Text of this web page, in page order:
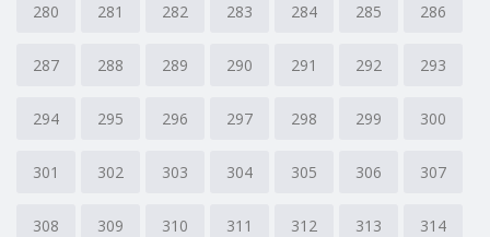
280 281 282 283 284 285 286
287 288 289 290 291 292 293
294 295 296 297 298 299 300
301 302 303 304 305 306 307
308 309 310 311 312 313 314